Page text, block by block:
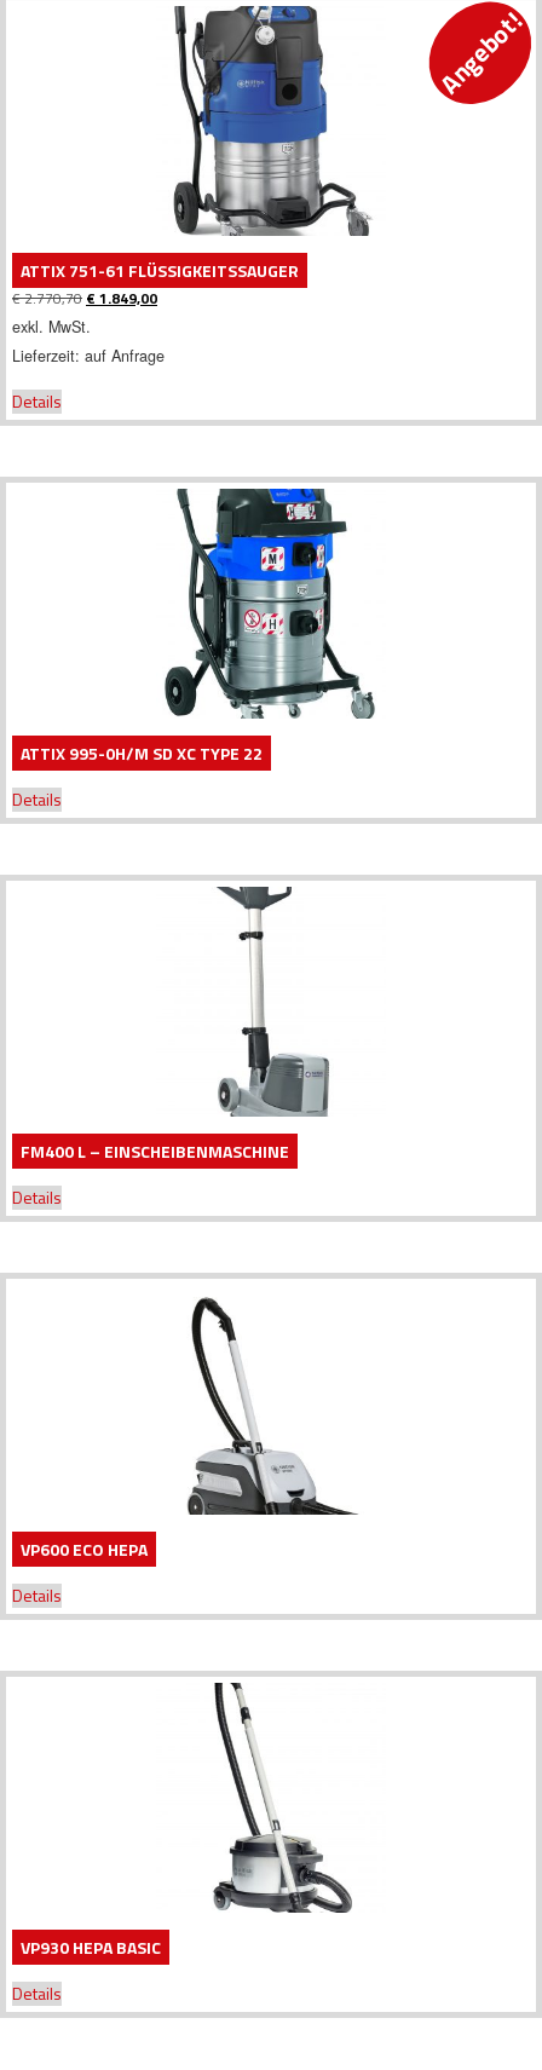
Angebot!
ATTIX 751-61 FLÜSSIGKEITSSAUGER
€2.770,70
Ursprünglicher
Preis
war:
€ 1.849,00
Aktueller
Preis
ist:
exkl. MwSt.
Lieferzeit: auf Anfrage
Details
ATTIX 995-0H/M SD XC TYPE 22
Details
FM400 L – EINSCHEIBENMASCHINE
Details
VP600 ECO HEPA
Details
VP930 HEPA BASIC
Details